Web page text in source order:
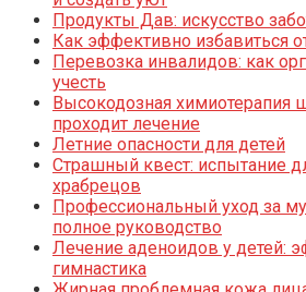
Продукты Дав: искусство
Как эффективно избавиться
Перевозка инвалидов: как
учесть
Высокодозная химиотерапия
проходит лечение
Летние опасности для детей
Страшный квест: испытание
храбрецов
Профессиональный уход за
полное руководство
Лечение аденоидов у детей:
гимнастика